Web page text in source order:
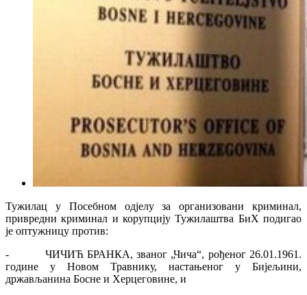
Тужилац у Посебном одјелу за организовани криминал,
привредни криминал и корупцију Тужилаштва БиХ подигао
је оптужницу против:
- ЧИЧИЋ БРАНКА, званог „Чича“, рођеног 26.01.1961.
године у Новом Травнику, настањеног у Бијељини,
држављанина Босне и Херцеговине, и